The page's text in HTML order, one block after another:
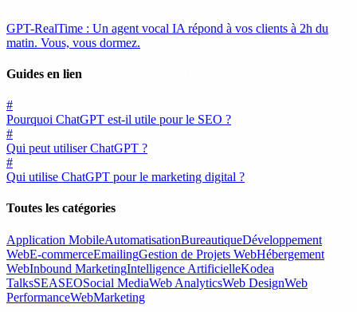
GPT-RealTime : Un agent vocal IA répond à vos clients à 2h du
matin. Vous, vous dormez.
Guides en lien
#
Pourquoi ChatGPT est-il utile pour le SEO ?
#
Qui peut utiliser ChatGPT ?
#
Qui utilise ChatGPT pour le marketing digital ?
Toutes les catégories
Application MobileAutomatisationBureautiqueDéveloppement
WebE-commerceEmailingGestion de Projets WebHébergement
WebInbound MarketingIntelligence ArtificielleKodea
TalksSEASEOSocial MediaWeb AnalyticsWeb DesignWeb
PerformanceWebMarketing